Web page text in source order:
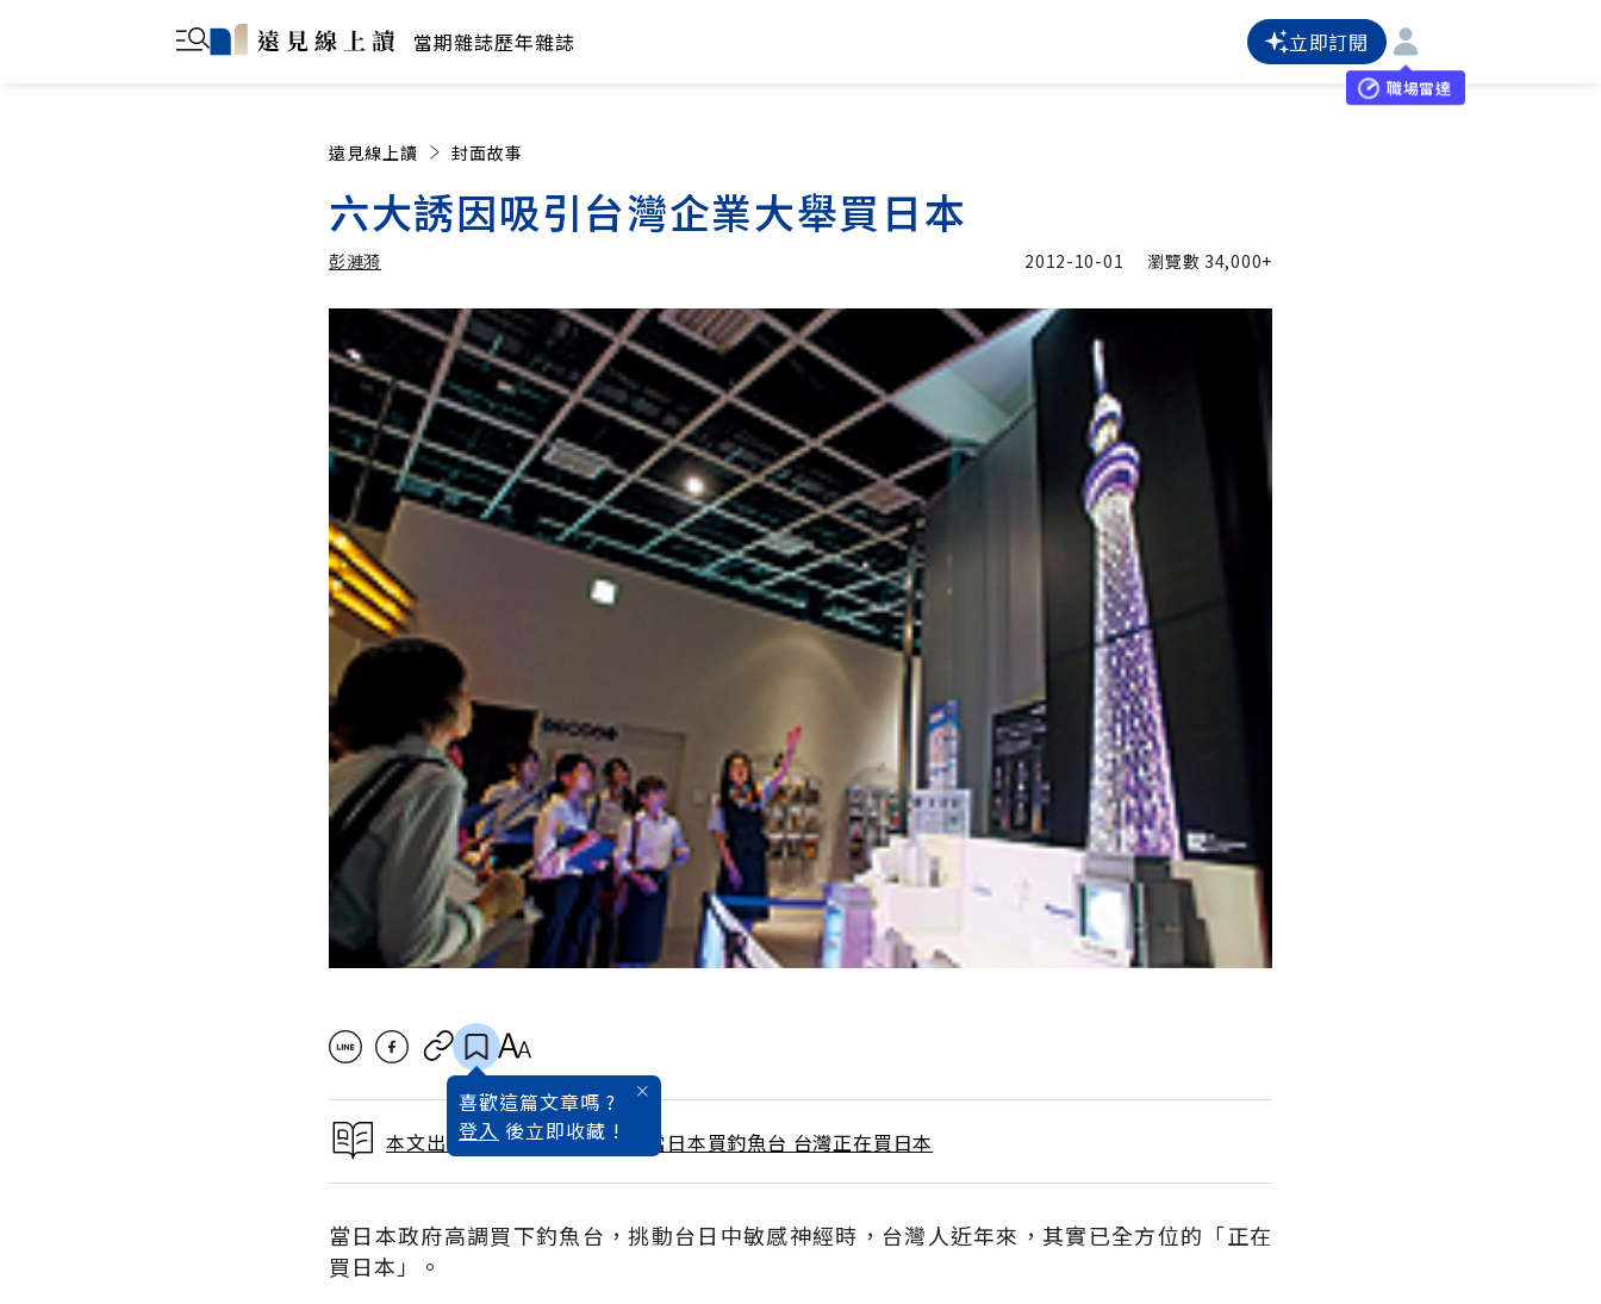
當期雜誌歷年雜誌 立即訂閱
職場雷達
遠見線上讀 封面故事
六大誘因吸引台灣企業大舉買日本
彭漣漪
彭漣漪 加入追蹤
2012-10-01 瀏覽數 34,000+
喜歡這篇文章嗎 ?
登入 後立即收藏 !
本文出自 2012 / 10月號雜誌 當日本買釣魚台 台灣正在買日本
當日本政府高調買下釣魚台，挑動台日中敏感神經時，台灣人近年來，其實已全方位的「正在
買日本」。